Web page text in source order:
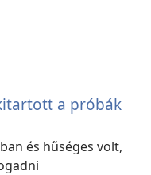
a próbák
és hűséges volt,